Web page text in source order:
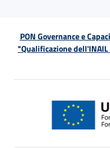
PON Governance e
"Qualificazione dell'INAIL